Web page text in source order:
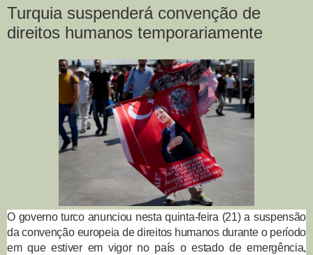
Turquia suspenderá convenção de
direitos humanos temporariamente
O governo turco anunciou nesta quinta-feira (21) a suspensão
da convenção europeia de direitos humanos durante o período
em que estiver em vigor no país o estado de emergência,